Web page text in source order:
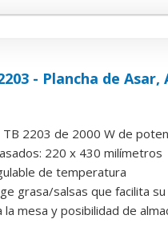
- Plancha de
TB 2203 de 2000 W de
220 x 430 milímetros
de temperatura
grasa/salsas que facilita su
mesa y posibilidad de